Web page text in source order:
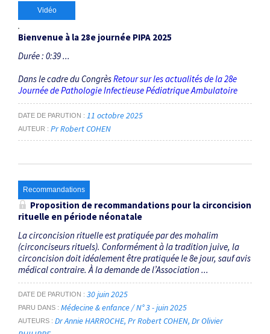
Vidéo
Bienvenue à la 28e journée PIPA 2025
Durée : 0:39 ...
Dans le cadre du CongrèsRetour sur les actualités de la 28e
Journée de Pathologie Infectieuse Pédiatrique Ambulatoire
DATE DE PARUTION 11 octobre 2025
AUTEUR Pr Robert COHEN
Recommandations
Proposition de recommandations pour la circoncision
rituelle en période néonatale
La circoncision rituelle est pratiquée par des mohalim
(circonciseurs rituels). Conformément à la tradition juive, la
circoncision doit idéalement être pratiquée le 8e jour, sauf avis
médical contraire. À la demande de l’Association ...
DATE DE PARUTION 30 juin 2025
PARU DANS Médecine & enfance / N° 3 - juin 2025
AUTEURS Dr Annie HARROCHE Pr Robert COHEN Dr Olivier